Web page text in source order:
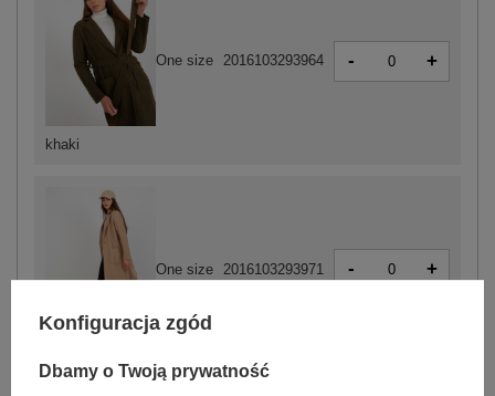
khaki
One size 2016103293964 - +
One size 2016103293971 - +
Konfiguracja zgód
Dbamy o Twoją prywatność